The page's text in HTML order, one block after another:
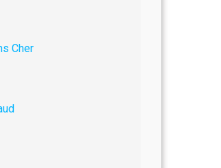
Cher